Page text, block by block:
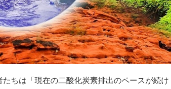
ちは「現在の二酸化炭素排出のペースが続け